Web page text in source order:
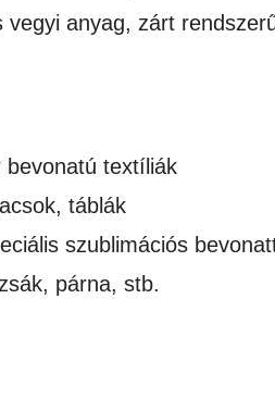
vegyi anyag, zárt
bevonatú textíliák
táblák
szublimációs
párna, stb.